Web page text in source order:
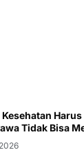
Tidak Bisa